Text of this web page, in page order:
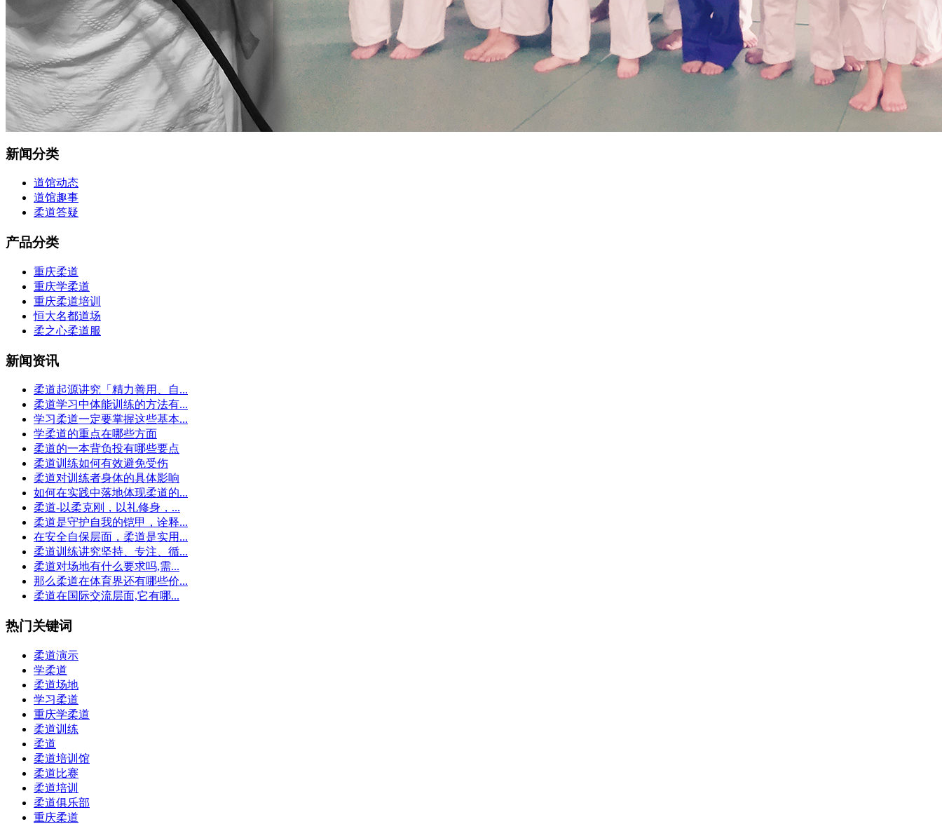
新闻分类
道馆动态
道馆趣事
柔道答疑
产品分类
重庆柔道
重庆学柔道
重庆柔道培训
恒大名都道场
柔之心柔道服
新闻资讯
柔道起源讲究「精力善用、自...
柔道学习中体能训练的方法有...
学习柔道一定要掌握这些基本...
学柔道的重点在哪些方面
柔道的一本背负投有哪些要点
柔道训练如何有效避免受伤
柔道对训练者身体的具体影响
如何在实践中落地体现柔道的...
柔道-以柔克刚，以礼修身，...
柔道是守护自我的铠甲，诠释...
在安全自保层面，柔道是实用...
柔道训练讲究坚持、专注、循...
柔道对场地有什么要求吗,需...
那么柔道在体育界还有哪些价...
柔道在国际交流层面,它有哪...
热门关键词
柔道演示
学柔道
柔道场地
学习柔道
重庆学柔道
柔道训练
柔道
柔道培训馆
柔道比赛
柔道培训
柔道俱乐部
重庆柔道